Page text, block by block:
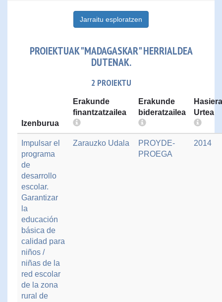
Jarraitu esploratzen
PROIEKTUAK "MADAGASKAR" HERRIALDEA
DUTENAK.
2 PROIEKTU
Izenburua
Erakunde
finantzatzailea
Erakunde
bideratzailea
Hasiera
Urtea
Impulsar el
programa
de
desarrollo
escolar.
Garantizar
la
educación
básica de
calidad para
niños /
niñas de la
red escolar
de la zona
rural de
Zarauzko Udala
PROYDE-
PROEGA
2014